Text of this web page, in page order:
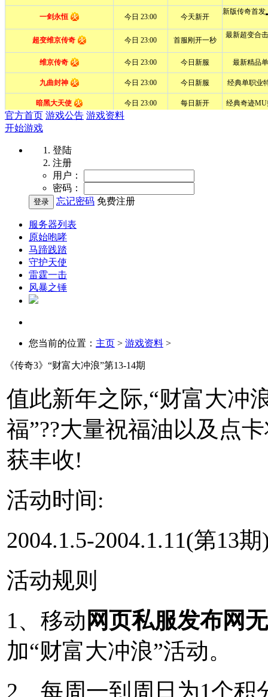
官方首页 游戏公告 游戏资料
开始游戏
登陆
注册
用户：
密码：
忘记密码 免费注册
服务器列表
原始咆哮
马蹄践踏
守护天使
雷霆一击
风暴之锤
您当前的位置： 主页 > 游戏资料 >
《传奇3》“财富大冲浪”第13-14期
值此新年之际,“财富大冲
福”??大量祝福油以及点
获丰收!
活动时间:
2004.1.5-2004.1.11(第13
活动规则
1、移动 网页私服发布网
加“财富大冲浪”活动。
2、每周一到周日为1个